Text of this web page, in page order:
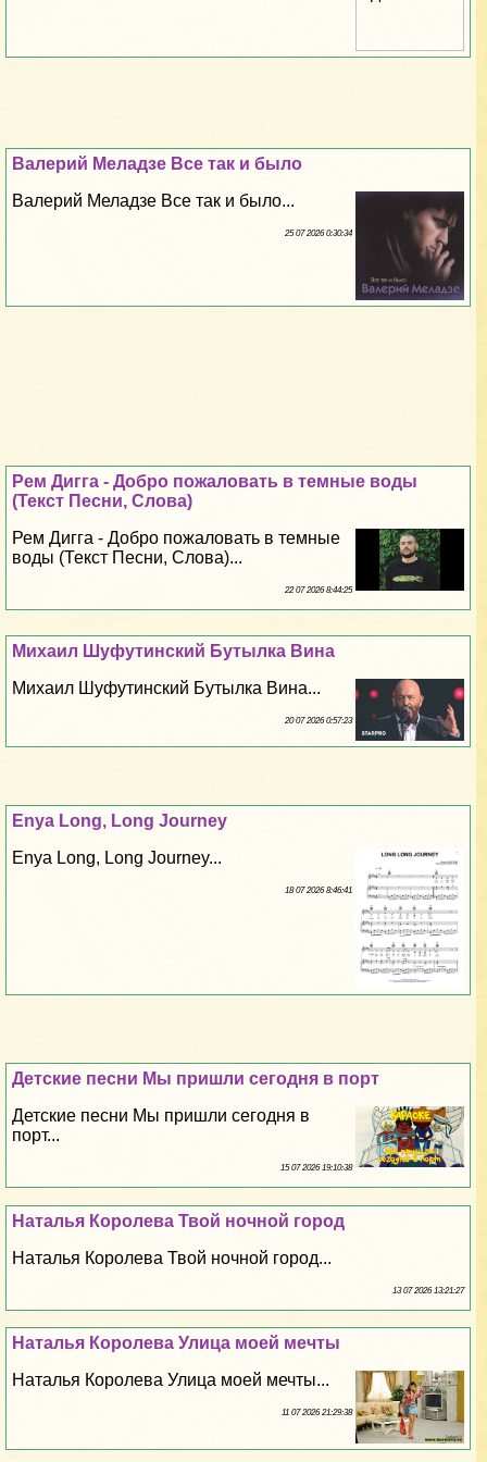
Валерий Меладзе Все так и было
Валерий Меладзе Все так и было...
25 07 2026 0:30:34
Рем Дигга - Добро пожаловать в темные воды
(Текст Песни, Слова)
Рем Дигга - Добро пожаловать в темные
воды (Текст Песни, Слова)...
22 07 2026 8:44:25
Михаил Шуфутинский Бутылка Вина
Михаил Шуфутинский Бутылка Вина...
20 07 2026 0:57:23
Enya Long, Long Journey
Enya Long, Long Journey...
18 07 2026 8:46:41
Детские песни Мы пришли сегодня в порт
Детские песни Мы пришли сегодня в
порт...
15 07 2026 19:10:38
Наталья Королева Твой ночной город
Наталья Королева Твой ночной город...
13 07 2026 13:21:27
Наталья Королева Улица моей мечты
Наталья Королева Улица моей мечты...
11 07 2026 21:29:38